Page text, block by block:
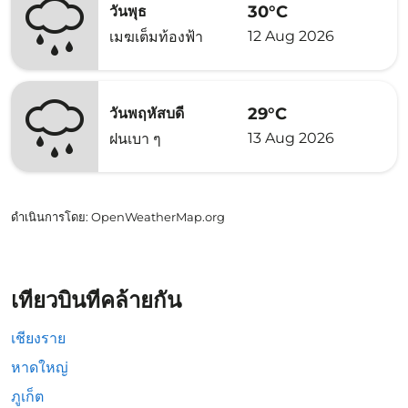
วันพุธ
เมฆเต็มท้องฟ้า
30°C
12 Aug 2026
วันพฤหัสบดี
ฝนเบา ๆ
29°C
13 Aug 2026
ดำเนินการโดย: OpenWeatherMap.org
เที่ยวบินที่คล้ายกัน
เชียงราย
หาดใหญ่
ภูเก็ต